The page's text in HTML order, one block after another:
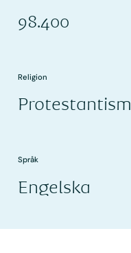
98.400
Religion
Protestantism
Språk
Engelska